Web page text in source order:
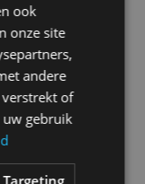
Z06
60 jaar Miura met
ook
onze site
andere
of
gebruik
Targeting